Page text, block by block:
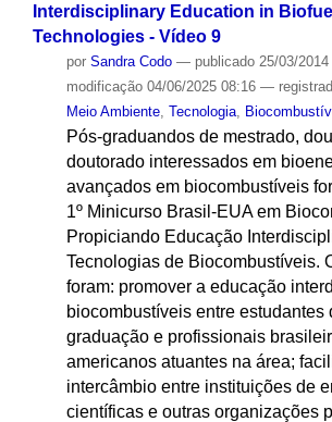
Interdisciplinary Education in
Technologies - Vídeo 9
por Sandra Codo — publicado25/03/2014
modificação04/06/2025 08:16 —
Meio Ambiente, Tecnologia,
Pós-graduandos de mestrado,
doutorado interessados em
avançados em biocombustíveis
1º Minicurso Brasil-EUA em
Propiciando Educação
Tecnologias de Biocombustíveis.
foram: promover a educação
biocombustíveis entre estudantes
graduação e profissionais
americanos atuantes na área;
intercâmbio entre instituições de
científicas e outras organizações